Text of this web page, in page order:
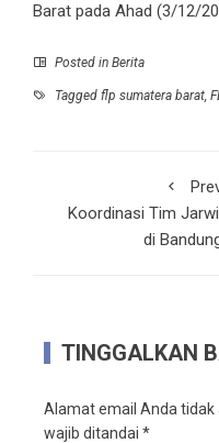
Barat pada Ahad (3/12/
Posted in Berita
Tagged flp sumatera barat,
Koordinasi Tim
di
TINGGALKAN
Alamat email Anda tidak
wajib ditandai *